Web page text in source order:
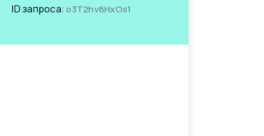
ID запроса:o3T2hv6HxOs1